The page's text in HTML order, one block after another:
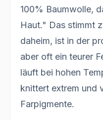
100% Baumwolle,
Haut." Das stimmt
daheim, ist in der
aber oft ein teurer
läuft bei hohen
knittert extrem und
Farpigmente.